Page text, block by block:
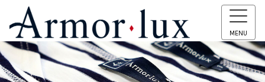
MENU